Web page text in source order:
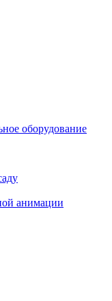
оборудование
анимации